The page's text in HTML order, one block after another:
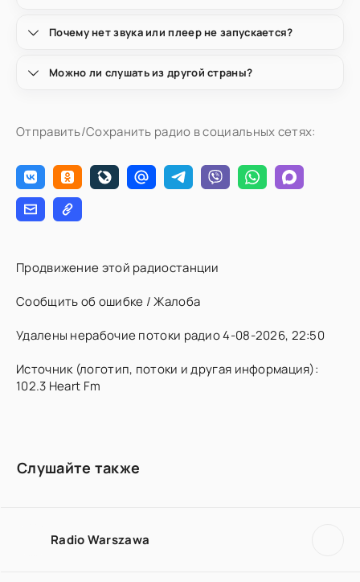
Почему нет звука или плеер не запускается?
Можно ли слушать из другой страны?
Отправить/Сохранить радио в социальных сетях:
Продвижение этой радиостанции
Сообщить об ошибке / Жалоба
Удалены нерабочие потоки радио 4-08-2026, 22:50
Источник (логотип, потоки и другая информация):
102.3 Heart Fm
Слушайте также
Radio Warszawa